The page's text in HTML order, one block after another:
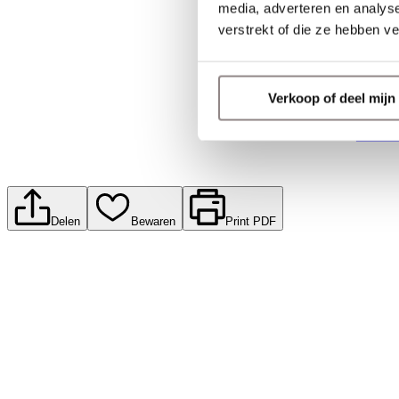
media, adverteren en
verstrekt of die ze hebben
Verkoop of deel
Heeft
laat
E-
Delen Bewaren Print PDF